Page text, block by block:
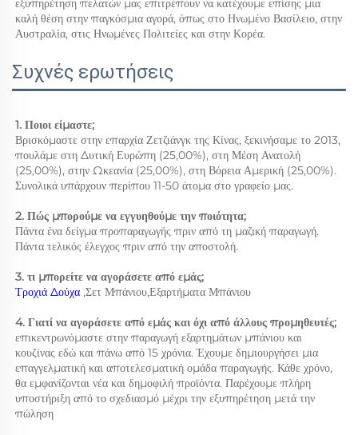
εξυπηρέτηση πελατών μας επιτρέπουν να κατέχουμε επίσης μια
καλή θέση στην παγκόσμια αγορά, όπως στο Ηνωμένο Βασίλειο, στην
Αυστραλία, στις Ηνωμένες Πολιτείες και στην Κορέα.
Συχνές ερωτήσεις
1. Ποιοι είμαστε;
Βρισκόμαστε στην επαρχία Ζετζιάνγκ της Κίνας, ξεκινήσαμε το 2013,
πουλάμε στη Δυτική Ευρώπη (25,00%), στη Μέση Ανατολή
(25,00%), στην Ωκεανία (25,00%), στη Βόρεια Αμερική (25,00%).
Συνολικά υπάρχουν περίπου 11-50 άτομα στο γραφείο μας.
2. Πώς μπορούμε να εγγυηθούμε την ποιότητα;
Πάντα ένα δείγμα προπαραγωγής πριν από τη μαζική παραγωγή.
Πάντα τελικός έλεγχος πριν από την αποστολή.
3. τι μπορείτε να αγοράσετε από εμάς;
Τροχιά Δούχα ,Σετ Μπάνιου,Εξαρτήματα Μπάνιου
4. Γιατί να αγοράσετε από εμάς και όχι από άλλους προμηθευτές;
επικεντρωνόμαστε στην παραγωγή εξαρτημάτων μπάνιου και
κουζίνας εδώ και πάνω από 15 χρόνια. Έχουμε δημιουργήσει μια
επαγγελματική και αποτελεσματική ομάδα παραγωγής. Κάθε χρόνο,
θα εμφανίζονται νέα και δημοφιλή προϊόντα. Παρέχουμε πλήρη
υποστήριξη από το σχεδιασμό μέχρι την εξυπηρέτηση μετά την
πώληση